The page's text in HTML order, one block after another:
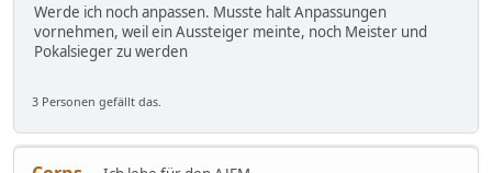
Werde ich noch anpassen. Musste halt Anpassungen
vornehmen, weil ein Aussteiger meinte, noch Meister und
Pokalsieger zu werden
3 Personen gefällt das.